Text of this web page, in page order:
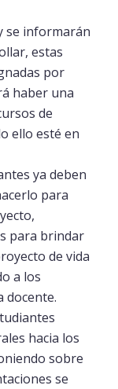
se informarán
estas
por
haber una
de
ello esté en
ya deben
para
para brindar
de vida
a los
docente.
hacia los
sobre
se